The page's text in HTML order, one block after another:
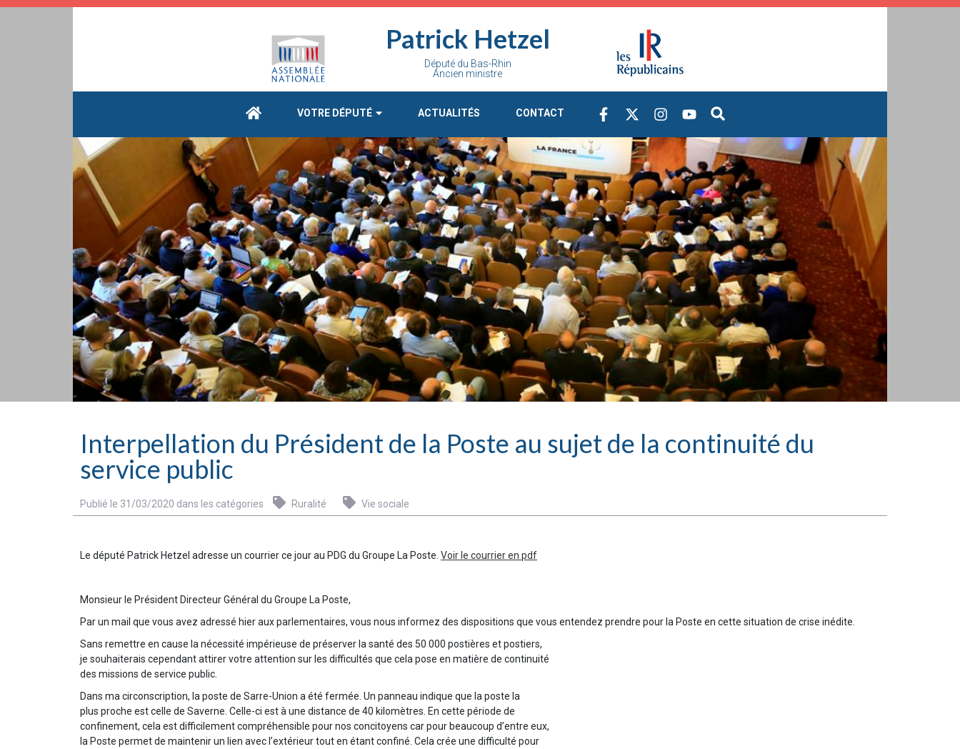
Patrick Hetzel
Député du Bas-Rhin
Ancien ministre
VOTRE DÉPUTÉ ACTUALITÉS CONTACT
Interpellation du Président de la Poste au sujet de la continuité du
service public
Publié le 31/03/2020 dans les catégories Ruralité Vie sociale
Le député Patrick Hetzel adresse un courrier ce jour au PDG du Groupe La Poste. Voir le courrier en pdf
Monsieur le Président Directeur Général du Groupe La Poste,
Par un mail que vous avez adressé hier aux parlementaires, vous nous informez des dispositions que vous entendez prendre pour la Poste en cette situation de crise inédite.
Sans remettre en cause la nécessité impérieuse de préserver la santé des 50 000 postières et postiers,
je souhaiterais cependant attirer votre attention sur les difficultés que cela pose en matière de continuité
des missions de service public.
Dans ma circonscription, la poste de Sarre-Union a été fermée. Un panneau indique que la poste la
plus proche est celle de Saverne. Celle-ci est à une distance de 40 kilomètres. En cette période de
confinement, cela est difficilement compréhensible pour nos concitoyens car pour beaucoup d’entre eux,
la Poste permet de maintenir un lien avec l’extérieur tout en étant confiné. Cela crée une difficulté pour
Cookies management panel